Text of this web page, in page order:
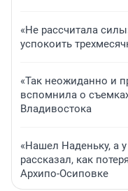
«Не рассчитала
успокоить
«Так неожиданно и
вспомнила о
Владивостока
«Нашел Наденьку, а
рассказал, как
Архипо-Осиповке